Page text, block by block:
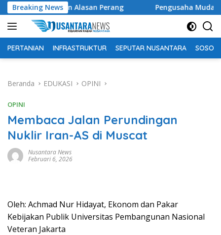
Langsung
ke
konten
Breaking News
Alasan Perang Pengusaha Muda Muhammad
PERTANIAN INFRASTRUKTUR SEPUTAR NUSANTARA SOSOK
Beranda EDUKASI OPINI
OPINI
Membaca Jalan Perundingan
Nuklir Iran-AS di Muscat
Nusantara News
Februari 6, 2026
Oleh: Achmad Nur Hidayat, Ekonom dan Pakar
Kebijakan Publik Universitas Pembangunan Nasional
Veteran Jakarta